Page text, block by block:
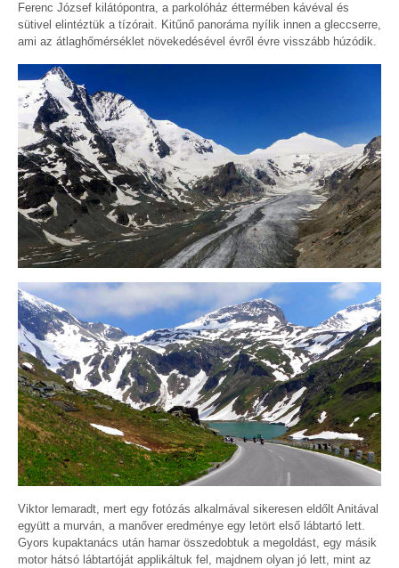
Ferenc József kilátópontra, a parkolóház éttermében kávéval és
sütivel elintéztük a tízórait. Kitűnő panoráma nyílik innen a gleccserre,
ami az átlaghőmérséklet növekedésével évről évre visszább húzódik.
Viktor lemaradt, mert egy fotózás alkalmával sikeresen eldőlt Anitával
együtt a murván, a manőver eredménye egy letört első lábtartó lett.
Gyors kupaktanács után hamar összedobtuk a megoldást, egy másik
motor hátsó lábtartóját applikáltuk fel, majdnem olyan jó lett, mint az